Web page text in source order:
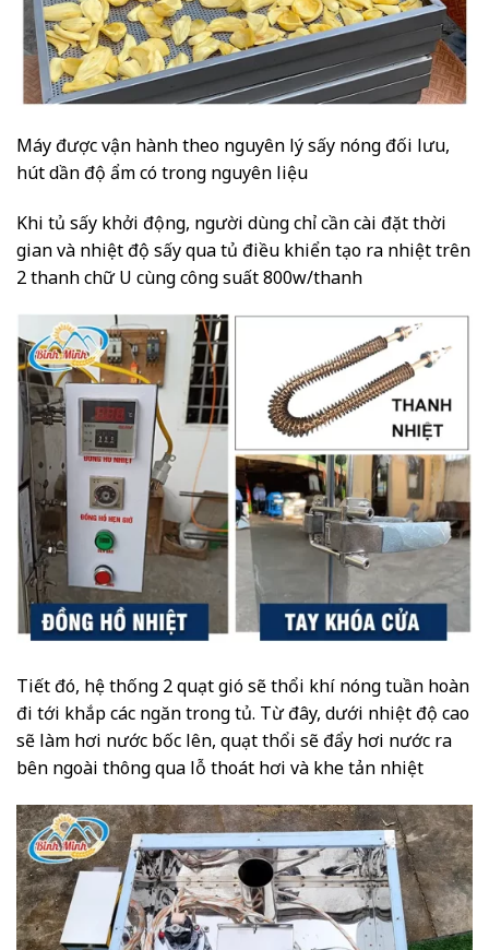
Máy được vận hành theo nguyên lý sấy nóng đối lưu,
hút dần độ ẩm có trong nguyên liệu
Khi tủ sấy khởi động, người dùng chỉ cần cài đặt thời
gian và nhiệt độ sấy qua tủ điều khiển tạo ra nhiệt trên
2 thanh chữ U cùng công suất 800w/thanh
Tiết đó, hệ thống 2 quạt gió sẽ thổi khí nóng tuần hoàn
đi tới khắp các ngăn trong tủ. Từ đây, dưới nhiệt độ cao
sẽ làm hơi nước bốc lên, quạt thổi sẽ đẩy hơi nước ra
bên ngoài thông qua lỗ thoát hơi và khe tản nhiệt